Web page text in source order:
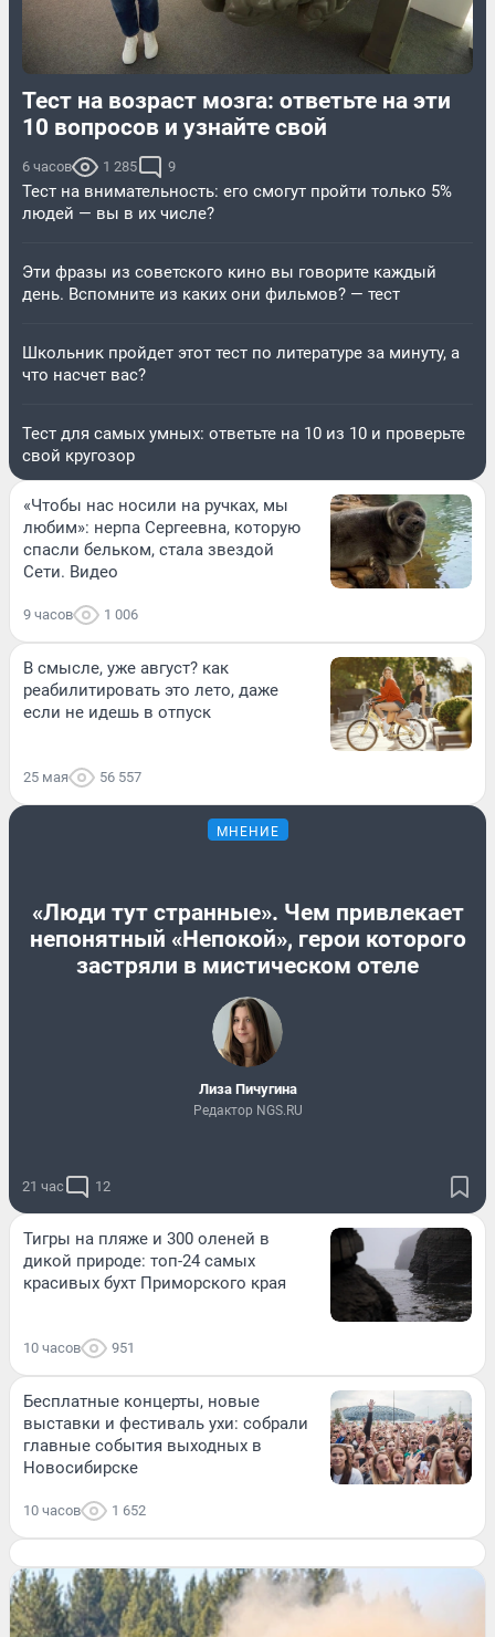
Тест на возраст мозга: ответьте на эти
10 вопросов и узнайте свой
6 часов 1 285 9
Тест на внимательность: его смогут пройти только 5%
людей — вы в их числе?
Эти фразы из советского кино вы говорите каждый
день. Вспомните из каких они фильмов? — тест
Школьник пройдет этот тест по литературе за минуту, а
что насчет вас?
Тест для самых умных: ответьте на 10 из 10 и проверьте
свой кругозор
«Чтобы нас носили на ручках, мы
любим»: нерпа Сергеевна, которую
спасли бельком, стала звездой
Сети. Видео
9 часов 1 006
В смысле, уже август? как
реабилитировать это лето, даже
если не идешь в отпуск
25 мая 56 557
МНЕНИЕ
«Люди тут странные». Чем привлекает
непонятный «Непокой», герои которого
застряли в мистическом отеле
Лиза Пичугина
Редактор NGS.RU
21 час 12
Тигры на пляже и 300 оленей в
дикой природе: топ-24 самых
красивых бухт Приморского края
10 часов 951
Бесплатные концерты, новые
выставки и фестиваль ухи: собрали
главные события выходных в
Новосибирске
10 часов 1 652